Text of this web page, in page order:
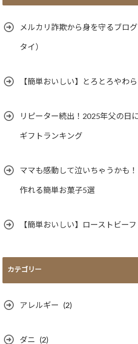
メルカリ詐欺から身を守るブロ
タイ）
【簡単おいしい】とろとろやわ
リピーター続出！2025年父の日
ギフトランキング
ママも感動して泣いちゃうかも
作れる簡単お菓子5選
【簡単おいしい】ローストビー
カテゴリー
アレルギー (2)
ダニ (2)